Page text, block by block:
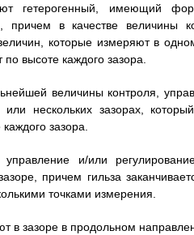
гетерогенный, имеющий
причем в качестве величины
которые измеряют в
высоте каждого зазора.
величины контроля,
нескольких зазорах,
зазора.
и/или
причем гильза
точками измерения.
в зазоре в продольном